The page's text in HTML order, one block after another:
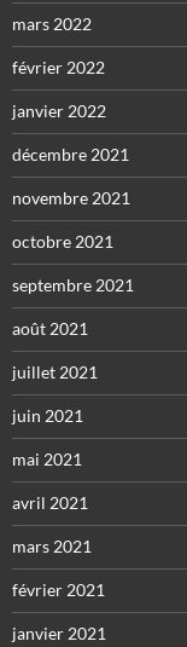
mars 2022
février 2022
janvier 2022
décembre 2021
novembre 2021
octobre 2021
septembre 2021
août 2021
juillet 2021
juin 2021
mai 2021
avril 2021
mars 2021
février 2021
janvier 2021